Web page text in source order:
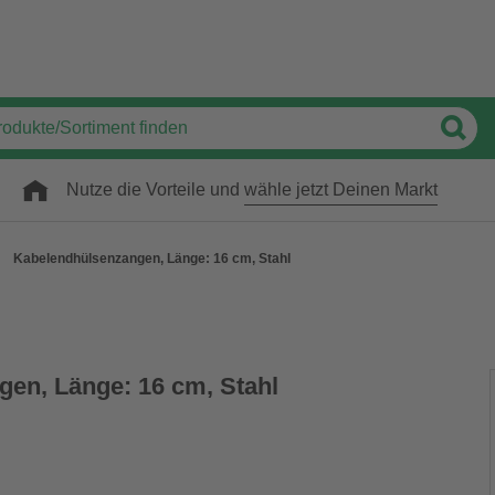
Nutze die Vorteile und wähle jetzt Deinen Markt
Kabelendhülsenzangen, Länge: 16 cm, Stahl
Länge: 16 cm, Stahl